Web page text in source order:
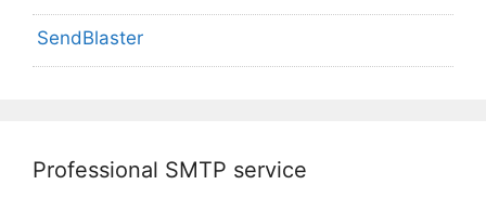
SendBlaster
Professional SMTP service